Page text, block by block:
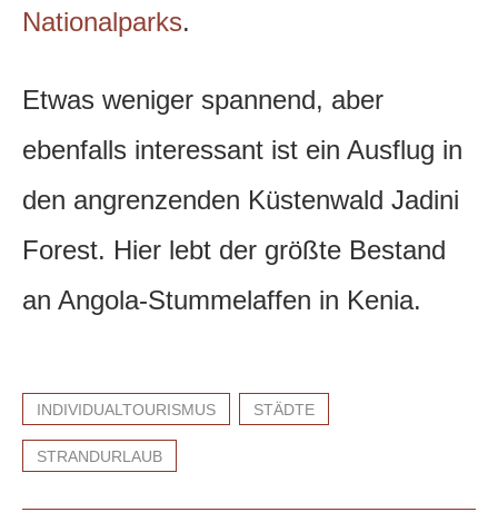
Nationalparks.
Etwas weniger spannend, aber
ebenfalls interessant ist ein Ausflug in
den angrenzenden Küstenwald Jadini
Forest. Hier lebt der größte Bestand
an Angola-Stummelaffen in Kenia.
INDIVIDUALTOURISMUS STÄDTE
STRANDURLAUB